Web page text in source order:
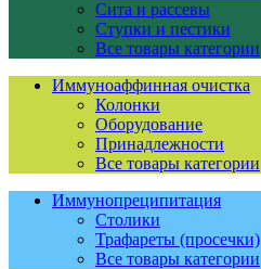
Сита и рассевы
Ступки и пестики
Все товары категории
Иммуноаффинная очистка
Колонки
Оборудование
Принадлежности
Все товары категории
Иммунопреципитация
Столики
Трафареты (просечки)
Все товары категории